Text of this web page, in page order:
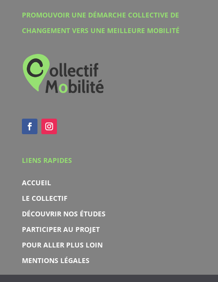
PROMOUVOIR UNE DÉMARCHE COLLECTIVE DE
CHANGEMENT VERS UNE MEILLEURE MOBILITÉ
LIENS RAPIDES
ACCUEIL
LE COLLECTIF
DÉCOUVRIR NOS ÉTUDES
PARTICIPER AU PROJET
POUR ALLER PLUS LOIN
MENTIONS LÉGALES